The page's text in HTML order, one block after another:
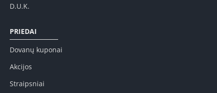
D.U.K.
PRIEDAI
Dovanų kuponai
Akcijos
Straipsniai